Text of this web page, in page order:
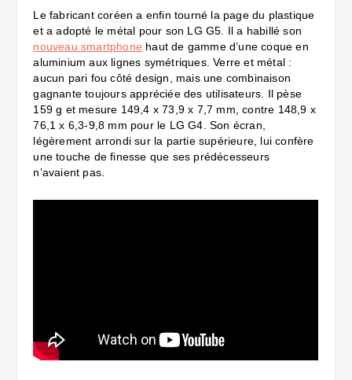
Le fabricant coréen a enfin tourné la page du plastique
et a adopté le métal pour son LG G5. Il a habillé son
nouveau smartphone haut de gamme d’une coque en
aluminium aux lignes symétriques. Verre et métal :
aucun pari fou côté design, mais une combinaison
gagnante toujours appréciée des utilisateurs. Il pèse
159 g et mesure 149,4 x 73,9 x 7,7 mm, contre 148,9 x
76,1 x 6,3-9,8 mm pour le LG G4. Son écran,
légèrement arrondi sur la partie supérieure, lui confère
une touche de finesse que ses prédécesseurs
n’avaient pas.